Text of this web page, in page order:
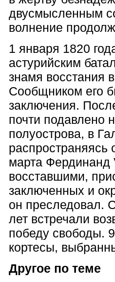
двусмысленным
волнение
1 января 1820
астурийским
знамя восстания
Сообщником его
заключения.
почти подавлено
полуострова, в
марта Фердинанд
восставшими,
заключенных и
он преследовал.
лет встречали
победу свободы.
кортесы,
Другое по теме